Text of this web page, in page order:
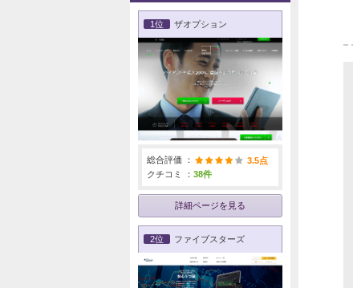
1位 ザオプション
総合評価 ：
3.5点
クチコミ ： 38件
詳細ページを見る
2位 ファイブスターズ